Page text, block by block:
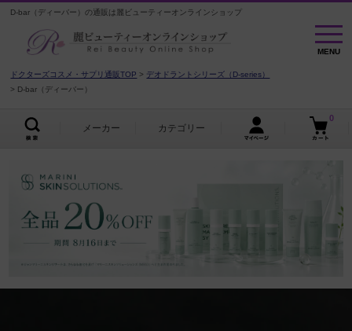
D-bar（ディーバー）の通販は麗ビューティーオンラインショップ
MENU
MENU
ドクターズコスメ・サプリ通販TOP
デオドラントシリーズ（D-series）
D-bar（ディーバー）
メーカー カテゴリー
0